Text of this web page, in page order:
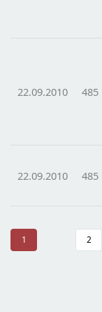
22.09.2010 485
22.09.2010 485
Pagination
Page
1 Page
2